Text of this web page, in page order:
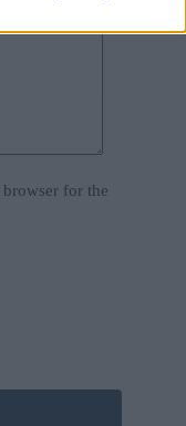
for the